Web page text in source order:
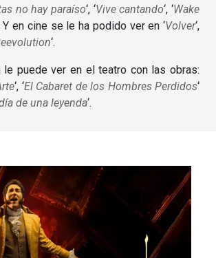
no hay paraíso‘, ‘Vive cantando‘, ‘Wake
Y en cine se le ha podido ver en ‘Volver‘,
‘.
le puede ver en el teatro con las obras:
‘, ‘El Cabaret de los Hombres Perdidos‘
de una leyenda‘.